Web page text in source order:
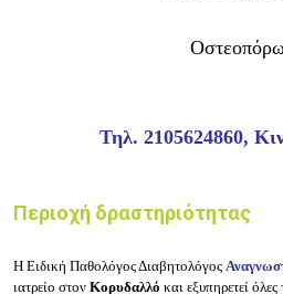
Τηλ. 2105624860,
Περιοχή δραστηριότητας
Η Ειδική Παθολόγος Διαβητολόγος
ιατρείο στον Κορυδαλλό και εξυπηρετεί όλες